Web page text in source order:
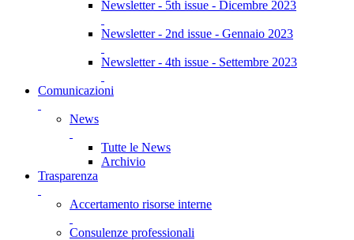
Newsletter - 5th issue - Dicembre 2023
Newsletter - 2nd issue - Gennaio 2023
Newsletter - 4th issue - Settembre 2023
Comunicazioni
News
Tutte le News
Archivio
Trasparenza
Accertamento risorse interne
Consulenze professionali